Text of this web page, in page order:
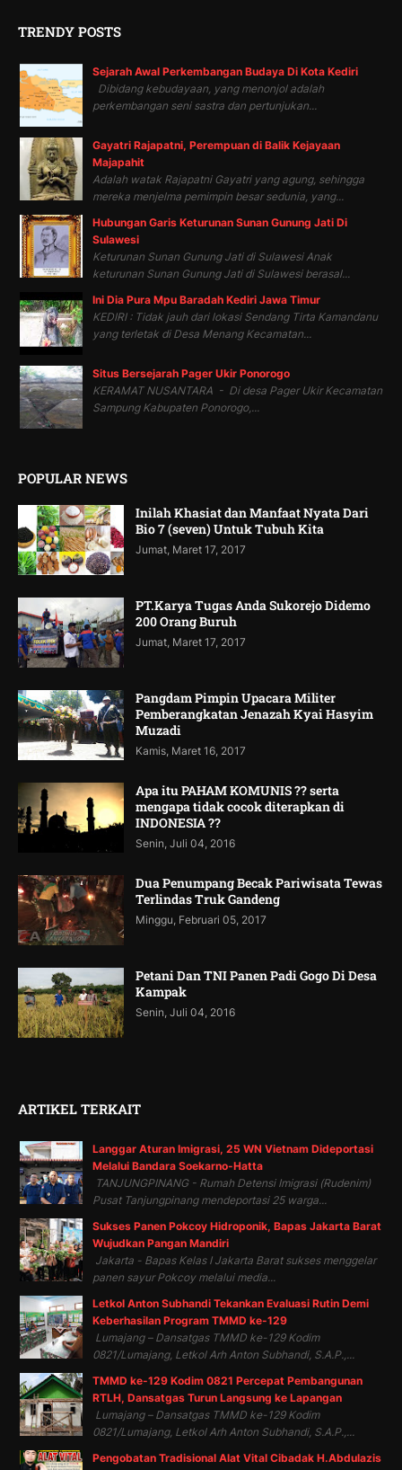
TRENDY POSTS
Sejarah Awal Perkembangan Budaya Di Kota Kediri
Dibidang kebudayaan, yang menonjol adalah
perkembangan seni sastra dan pertunjukan...
Gayatri Rajapatni, Perempuan di Balik Kejayaan
Majapahit
Adalah watak Rajapatni Gayatri yang agung, sehingga
mereka menjelma pemimpin besar sedunia, yang...
Hubungan Garis Keturunan Sunan Gunung Jati Di
Sulawesi
Keturunan Sunan Gunung Jati di Sulawesi Anak
keturunan Sunan Gunung Jati di Sulawesi berasal...
Ini Dia Pura Mpu Baradah Kediri Jawa Timur
KEDIRI : Tidak jauh dari lokasi Sendang Tirta Kamandanu
yang terletak di Desa Menang Kecamatan...
Situs Bersejarah Pager Ukir Ponorogo
KERAMAT NUSANTARA - Di desa Pager Ukir Kecamatan
Sampung Kabupaten Ponorogo,...
POPULAR NEWS
Inilah Khasiat dan Manfaat Nyata Dari
Bio 7 (seven) Untuk Tubuh Kita
Jumat, Maret 17, 2017
PT.Karya Tugas Anda Sukorejo Didemo
200 Orang Buruh
Jumat, Maret 17, 2017
Pangdam Pimpin Upacara Militer
Pemberangkatan Jenazah Kyai Hasyim
Muzadi
Kamis, Maret 16, 2017
Apa itu PAHAM KOMUNIS ?? serta
mengapa tidak cocok diterapkan di
INDONESIA ??
Senin, Juli 04, 2016
Dua Penumpang Becak Pariwisata Tewas
Terlindas Truk Gandeng
Minggu, Februari 05, 2017
Petani Dan TNI Panen Padi Gogo Di Desa
Kampak
Senin, Juli 04, 2016
ARTIKEL TERKAIT
Langgar Aturan Imigrasi, 25 WN Vietnam Dideportasi
Melalui Bandara Soekarno-Hatta
TANJUNGPINANG - Rumah Detensi Imigrasi (Rudenim)
Pusat Tanjungpinang mendeportasi 25 warga...
Sukses Panen Pokcoy Hidroponik, Bapas Jakarta Barat
Wujudkan Pangan Mandiri
Jakarta - Bapas Kelas I Jakarta Barat sukses menggelar
panen sayur Pokcoy melalui media...
Letkol Anton Subhandi Tekankan Evaluasi Rutin Demi
Keberhasilan Program TMMD ke-129
Lumajang – Dansatgas TMMD ke-129 Kodim
0821/Lumajang, Letkol Arh Anton Subhandi, S.A.P.,...
TMMD ke-129 Kodim 0821 Percepat Pembangunan
RTLH, Dansatgas Turun Langsung ke Lapangan
Lumajang – Dansatgas TMMD ke-129 Kodim
0821/Lumajang, Letkol Arh Anton Subhandi, S.A.P.,...
Pengobatan Tradisional Alat Vital Cibadak H.Abdulazis